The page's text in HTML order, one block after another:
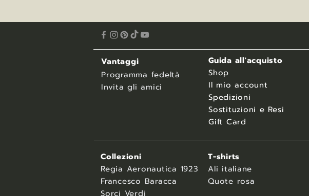
Vantaggi
Programma fedeltà
Invita gli amici
Guida all'acquisto
​Shop
Il mio account
Spedizioni
Sostituzioni e Resi
Gift Card
Collezioni
Regia Aeronautica 1923
Francesco Baracca
Sorci Verdi
T-shirts
Ali italiane
Quote rosa